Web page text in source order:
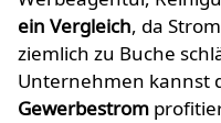
ein Vergleich, da
ziemlich zu Buche
Unternehmen kannst
Gewerbestrom